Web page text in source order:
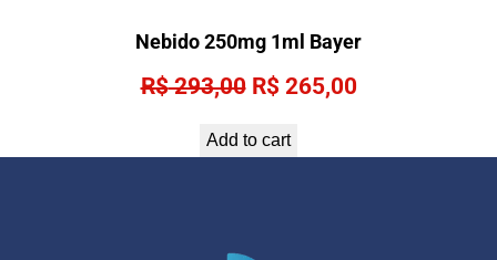
Nebido 250mg 1ml Bayer
R$293,00 Original
was:
R$ 265,00Current
is:
Add to cart